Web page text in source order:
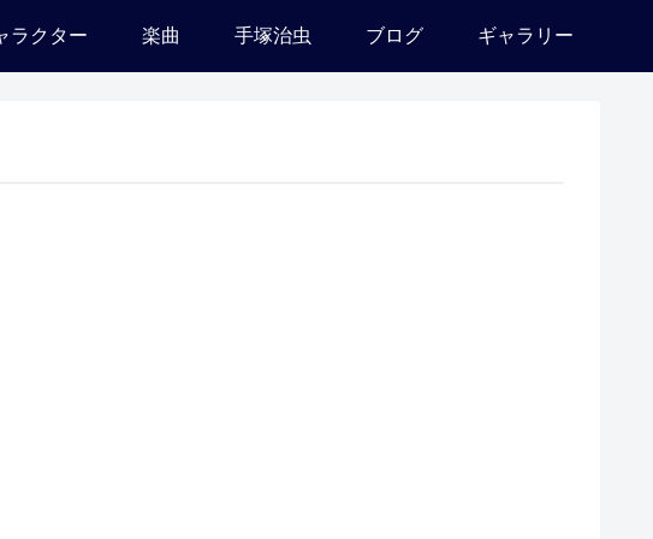
ラクター 楽曲 手塚治虫 ブログ ギャラリー